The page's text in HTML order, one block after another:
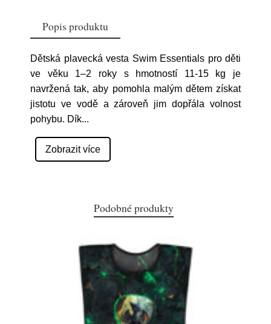
Popis produktu
Dětská plavecká vesta Swim Essentials pro děti
ve věku 1–2 roky s hmotností 11-15 kg je
navržená tak, aby pomohla malým dětem získat
jistotu ve vodě a zároveň jim dopřála volnost
pohybu. Dík...
Zobrazit více
Podobné produkty